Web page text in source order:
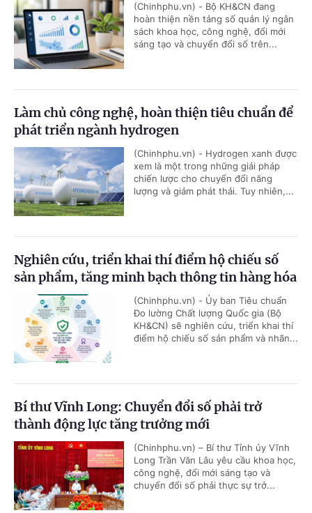
(Chinhphu.vn) - Bộ KH&CN đang
hoàn thiện nền tảng số quản lý ngân
sách khoa học, công nghệ, đổi mới
sáng tạo và chuyển đổi số trên...
Làm chủ công nghệ, hoàn thiện tiêu chuẩn để
phát triển ngành hydrogen
(Chinhphu.vn) - Hydrogen xanh được
xem là một trong những giải pháp
chiến lược cho chuyển đổi năng
lượng và giảm phát thải. Tuy nhiên,...
Nghiên cứu, triển khai thí điểm hộ chiếu số
sản phẩm, tăng minh bạch thông tin hàng hóa
(Chinhphu.vn) - Ủy ban Tiêu chuẩn
Đo lường Chất lượng Quốc gia (Bộ
KH&CN) sẽ nghiên cứu, triển khai thí
điểm hộ chiếu số sản phẩm và nhãn...
Bí thư Vĩnh Long: Chuyển đổi số phải trở
thành động lực tăng trưởng mới
(Chinhphu.vn) – Bí thư Tỉnh ủy Vĩnh
Long Trần Văn Lâu yêu cầu khoa học,
công nghệ, đổi mới sáng tạo và
chuyển đổi số phải thực sự trở...